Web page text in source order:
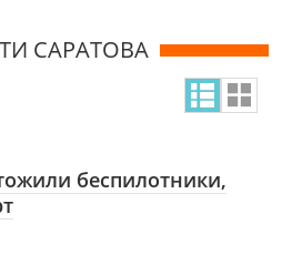
САРАТОВА
беспилотники,